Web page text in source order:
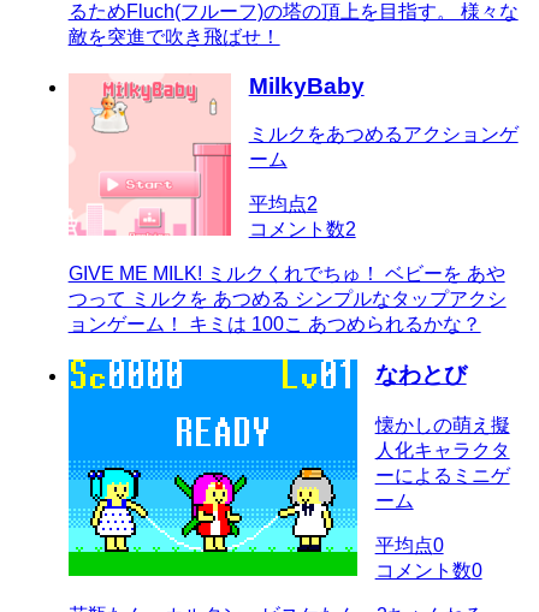
るためFluch(フルーフ)の塔の頂上を目指す。 様々な
敵を突進で吹き飛ばせ！
MilkyBaby
ミルクをあつめるアクションゲ
ーム
平均点2
コメント数2
GIVE ME MILK! ミルクくれでちゅ！ ベビーを あや
つって ミルクを あつめる シンプルなタップアクシ
ョンゲーム！ キミは 100こ あつめられるかな？
なわとび
懐かしの萌え擬
人化キャラクタ
ーによるミニゲ
ーム
平均点0
コメント数0